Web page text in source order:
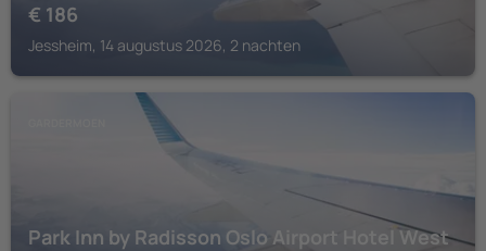
€ 186
Jessheim, 14 augustus 2026, 2 nachten
Park Inn by Radisson Oslo Airport Hotel West